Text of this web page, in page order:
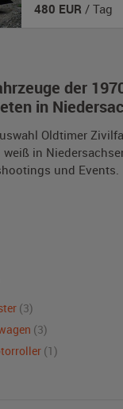
der
in
Oldtimer
weiß in
und Events.
480 EUR / Tag
(3)
(3)
(1)